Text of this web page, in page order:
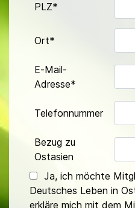
PLZ*
Ort*
E-Mail-
Adresse*
Telefonnummer
Bezug zu
Ostasien
Ja, ich möchte
Deutsches Leben in
erkläre mich mit dem